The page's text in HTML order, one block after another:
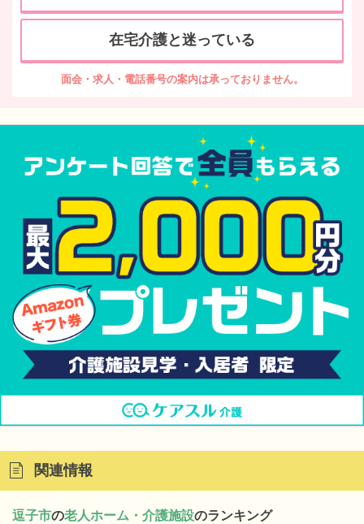
在宅介護と迷っている
面会・求人・電話番号の案内は承っておりません。
関連情報
逗子市の老人ホーム・介護施設のランキング